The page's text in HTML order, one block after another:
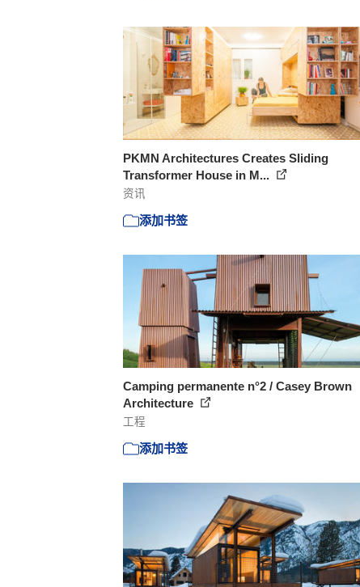
PKMN Architectures Creates Sliding
Transformer House in M...
资讯
添加书签
Camping permanente n°2 / Casey Brown
Architecture
工程
添加书签